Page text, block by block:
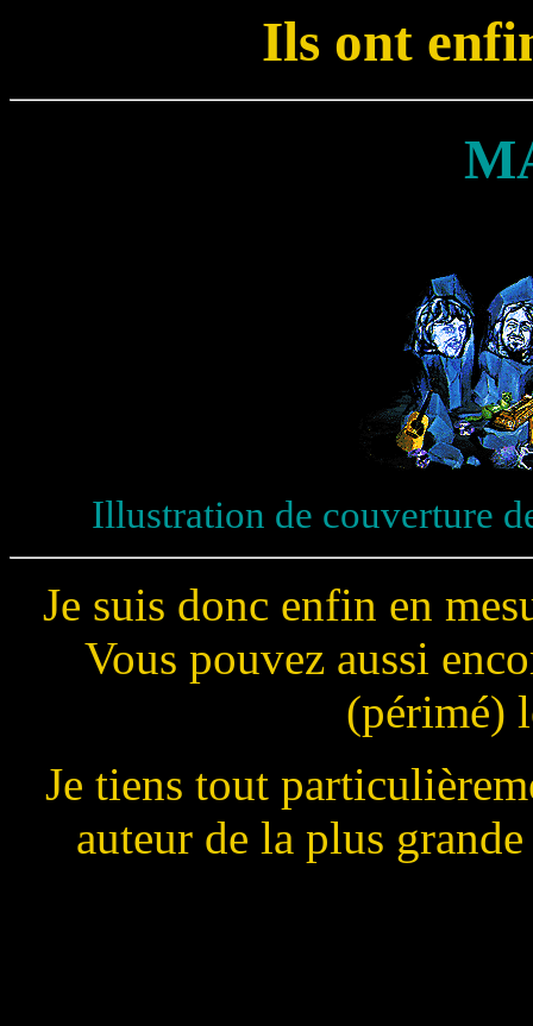
Ils ont
Illustration de couverture
Je suis donc enfin en
Vous pouvez aussi
(périmé)
Je tiens tout
auteur de la plus